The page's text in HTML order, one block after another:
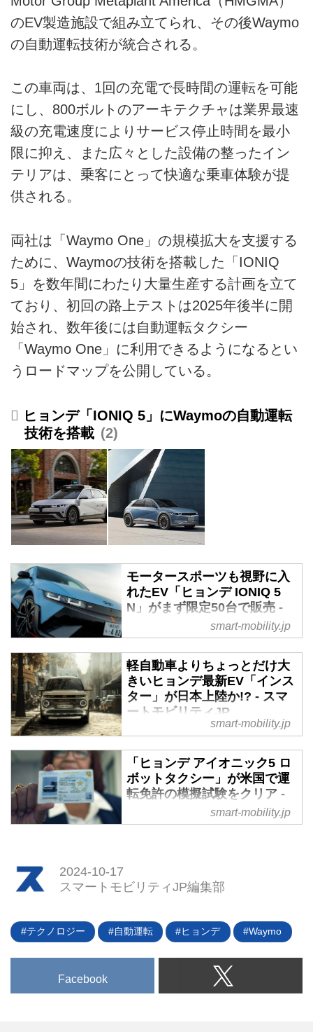
のEV製造施設で組み立てられ、その後Waymo
の自動運転技術が統合される。
この車両は、1回の充電で長時間の運転を可能
にし、800ボルトのアーキテクチャは業界最速
級の充電速度によりサービス停止時間を最小
限に抑え、また広々とした設備の整ったイン
テリアは、乗客にとって快適な乗車体験が提
供される。
両社は「Waymo One」の規模拡大を支援する
ために、Waymoの技術を搭載した「IONIQ
5」を数年間にわたり大量生産する計画を立て
ており、初回の路上テストは2025年後半に開
始され、数年後には自動運転タクシー
「Waymo One」に利用できるようになるとい
うロードマップを公開している。
ヒョンデ「IONIQ 5」にWaymoの自動運転
技術を搭載
2
モータースポーツも視野に入
れたEV「ヒョンデ IONIQ 5
N」がまず限定50台で販売 -
スマートモビリティJP
ティジャパン（Hyundai Mobility
Japan）はハッチバックEVの
IONIQ 5をベースにした新たなス
ポーツモデル「IONIQ 5 N」を日
本市場で発表。まずは50台限定の
るという。車両価格は900万円前
後になる見込みだ。
smart-mobility.jp
軽自動車よりちょっとだけ大
きいヒョンデ最新EV「インス
ター」が日本上陸か!? - スマ
ートモビリティJP
2024年6月28日から始まった2024
年釜山モビリティショーで、ヒョ
ンデがSUVのEV、「インスター
（Inster）」を初披露した。欧州A
セグメントに該当し、日本の軽自
動車よりもわずかに大きなサブコ
いる。
smart-mobility.jp
「ヒョンデ アイオニック5 ロ
ボットタクシー」が米国で運
転免許の模擬試験をクリア -
スマートモビリティJP
た自動運転車両「IONIQ 5（アイ
オニック ファイブ）ロボットタ
と同様の模擬テストに合格したと
発表した。なお、試験の様子はヒ
ョンデ公式YouTubeにて公開され
ており、ロボットタクシーはラス
ベガスの一部エリアで実際に利用
smart-mobility.jp
2024-10-17
スマートモビリティJP編集部
テクノロジー 自動運転 ヒョンデ Waymo
Facebook